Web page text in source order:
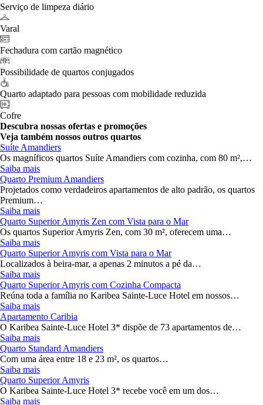
Serviço de limpeza diário
Varal
Fechadura com cartão magnético
Possibilidade de quartos conjugados
Quarto adaptado para pessoas com mobilidade reduzida
Cofre
Descubra nossas ofertas e promoções
Veja também nossos outros quartos
Suíte Amandiers
Os magníficos quartos Suíte Amandiers com cozinha, com 80 m²,…
Saiba mais
Quarto Premium Amandiers
Projetados como verdadeiros apartamentos de alto padrão, os quartos
Premium…
Saiba mais
Quarto Superior Amyris Zen com Vista para o Mar
Os quartos Superior Amyris Zen, com 30 m², oferecem uma…
Saiba mais
Quarto Superior Amyris com Vista para o Mar
Localizados à beira-mar, a apenas 2 minutos a pé da…
Saiba mais
Quarto Superior Amyris com Cozinha Compacta
Reúna toda a família no Karibea Sainte-Luce Hotel em nossos…
Saiba mais
Apartamento Caribia
O Karibea Sainte-Luce Hotel 3* dispõe de 73 apartamentos de…
Saiba mais
Quarto Standard Amandiers
Com uma área entre 18 e 23 m², os quartos…
Saiba mais
Quarto Superior Amyris
O Karibea Sainte-Luce Hotel 3* recebe você em um dos…
Saiba mais